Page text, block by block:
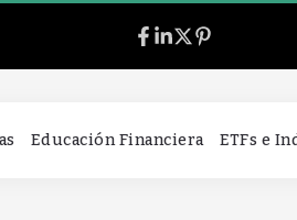
Educación Financiera ETFs e